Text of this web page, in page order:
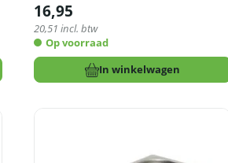
16,95
20,51 incl. btw
Op voorraad
In winkelwagen